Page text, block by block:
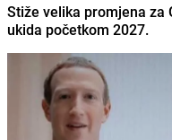
Stiže velika promjena za
ukida početkom 2027.